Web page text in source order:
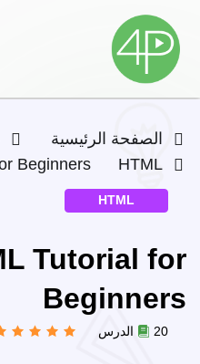
الصفحة الرئيسية
HTML
Beginners
HTML
Tutorial for
Beginners
20 الدرس